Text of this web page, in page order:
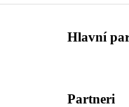
Hlavní
Partneri